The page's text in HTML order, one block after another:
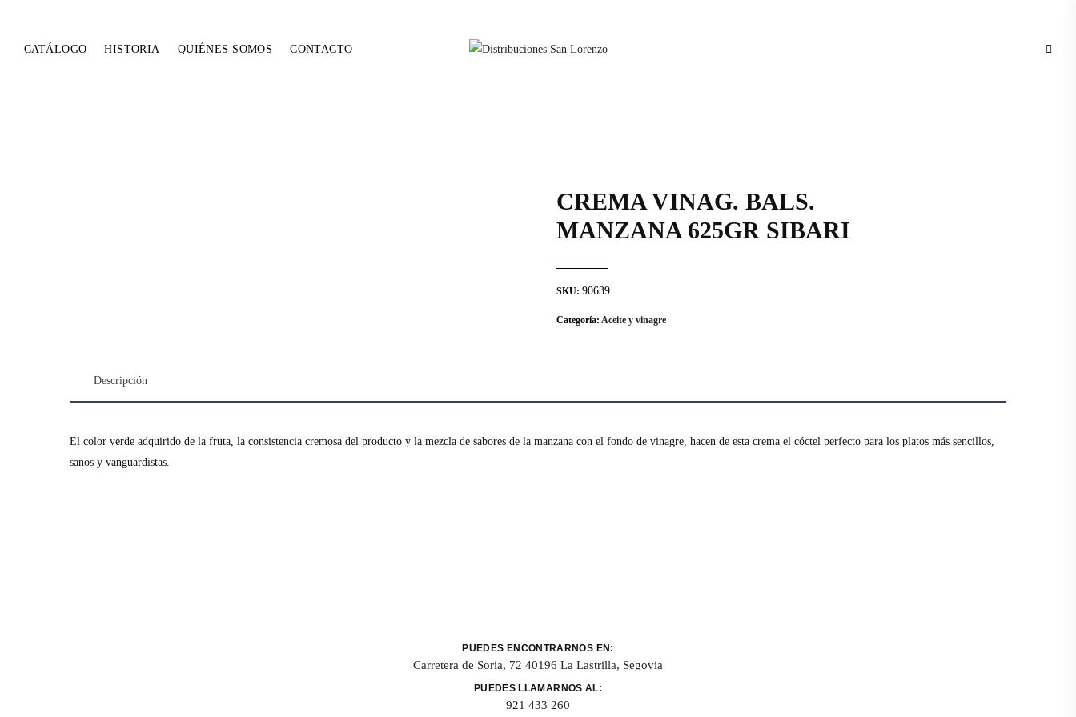
CATÁLOGO HISTORIA QUIÉNES SOMOS CONTACTO
CREMA VINAG. BALS.
MANZANA 625GR SIBARI
SKU:90639
Categoría:Aceite y vinagre
Descripción
El color verde adquirido de la fruta, la consistencia cremosa del producto y la mezcla de sabores de la manzana con el fondo de vinagre, hacen de esta crema el cóctel perfecto para los platos más sencillos,
sanos y vanguardistas.
PUEDES ENCONTRARNOS EN:
Carretera de Soria, 72 40196 La Lastrilla, Segovia
PUEDES LLAMARNOS AL:
921 433 260